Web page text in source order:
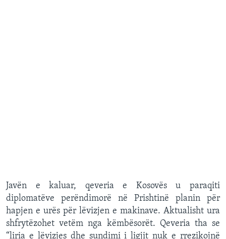
Javën e kaluar, qeveria e Kosovës u paraqiti
diplomatëve perëndimorë në Prishtinë planin për
hapjen e urës për lëvizjen e makinave. Aktualisht ura
shfrytëzohet vetëm nga këmbësorët. Qeveria tha se
“liria e lëvizjes dhe sundimi i ligjit nuk e rrezikojnë